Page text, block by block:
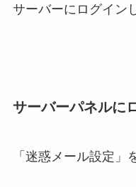
サーバーにログイン
サーバーパネルに
「迷惑メール設定」